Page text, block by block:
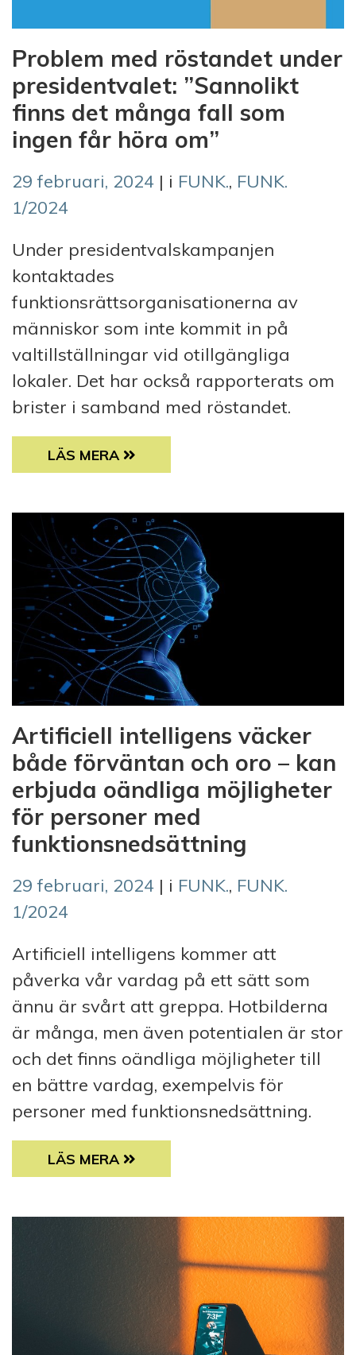
Problem med röstandet under
presidentvalet: ”Sannolikt
finns det många fall som
ingen får höra om”
29 februari, 2024 | i FUNK., FUNK.
1/2024
Under presidentvalskampanjen
kontaktades
funktionsrättsorganisationerna av
människor som inte kommit in på
valtillställningar vid otillgängliga
lokaler. Det har också rapporterats om
brister i samband med röstandet.
PROBLEM MED RÖSTANDET UNDER
LÄS MERA
Artificiell intelligens väcker
både förväntan och oro – kan
erbjuda oändliga möjligheter
för personer med
funktionsnedsättning
29 februari, 2024 | i FUNK., FUNK.
1/2024
Artificiell intelligens kommer att
påverka vår vardag på ett sätt som
ännu är svårt att greppa. Hotbilderna
är många, men även potentialen är stor
och det finns oändliga möjligheter till
en bättre vardag, exempelvis för
personer med funktionsnedsättning.
ARTIFICIELL INTELLIGENS VÄCKER BÅDE
LÄS MERA